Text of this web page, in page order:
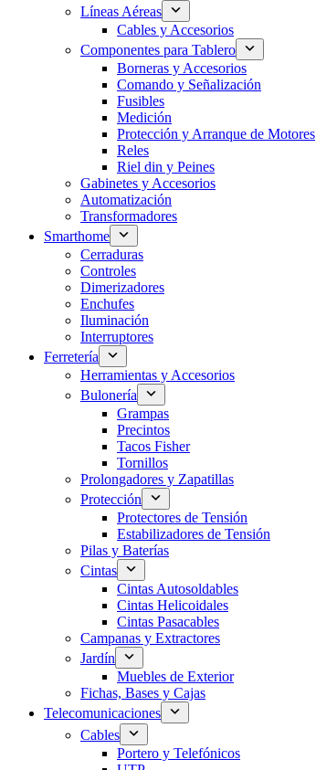
Líneas Aéreas
Cables y Accesorios
Componentes para Tablero
Borneras y Accesorios
Comando y Señalización
Fusibles
Medición
Protección y Arranque de Motores
Reles
Riel din y Peines
Gabinetes y Accesorios
Automatización
Transformadores
Smarthome
Cerraduras
Controles
Dimerizadores
Enchufes
Iluminación
Interruptores
Ferretería
Herramientas y Accesorios
Bulonería
Grampas
Precintos
Tacos Fisher
Tornillos
Prolongadores y Zapatillas
Protección
Protectores de Tensión
Estabilizadores de Tensión
Pilas y Baterías
Cintas
Cintas Autosoldables
Cintas Helicoidales
Cintas Pasacables
Campanas y Extractores
Jardín
Muebles de Exterior
Fichas, Bases y Cajas
Telecomunicaciones
Cables
Portero y Telefónicos